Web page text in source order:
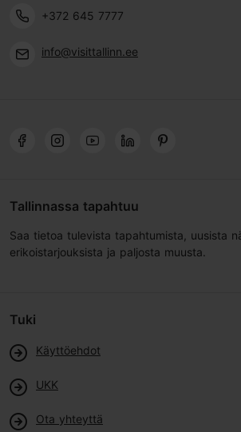
+372 645 7777
info@visittallinn.ee
Tallinnassa tapahtuu
Saa tietoa tulevista tapahtumista, uusista
erikoistarjouksista ja paljosta muusta.
Tuki
Käyttöehdot
UKK
Ota yhteyttä